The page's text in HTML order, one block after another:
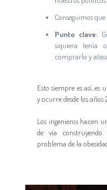
Conseguimos
Punto clave:
siquiera tenía
comprarlo y
Esto siempre es así, es
y ocurre desde los años
Los ingenieros hacen
de vía
problema de la